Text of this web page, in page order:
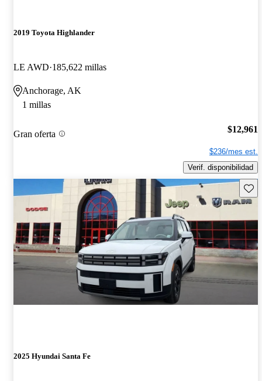
2019 Toyota Highlander
LE AWD 185,622 millas
Anchorage, AK
1 millas
Gran oferta $12,961
$236/mes est.
Verif. disponibilidad
2025 Hyundai Santa Fe